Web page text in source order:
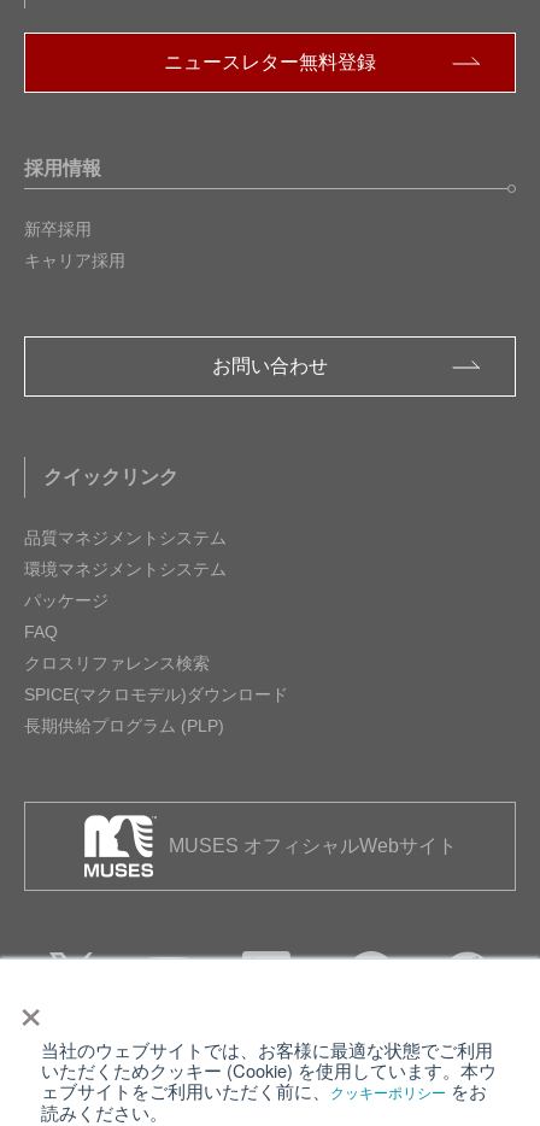
×
当社のウェブサイトでは、お客様に最適な状態でご利用
いただくためクッキー (Cookie) を使用しています。本ウ
ェブサイトをご利用いただく前に、
クッキーポリシー をお
読みください。
ニュースレター無料登録
採用情報
新卒採用
キャリア採用
お問い合わせ
クイックリンク
品質マネジメントシステム
環境マネジメントシステム
パッケージ
FAQ
クロスリファレンス検索
SPICE(マクロモデル)ダウンロード
長期供給プログラム (PLP)
MUSES オフィシャルWebサイト
個人情報保護について ウェブサイト利用規約
クッキーポリシー